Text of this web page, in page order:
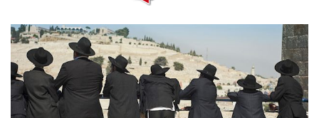
מדדים
ומחקרים
דעות